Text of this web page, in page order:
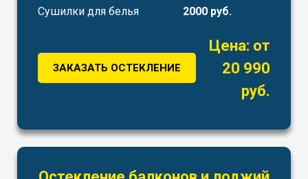
Сушилки для белья 2000 руб.
ЗАКАЗАТЬ ОСТЕКЛЕНИЕ
Цена: от
20 990
руб.